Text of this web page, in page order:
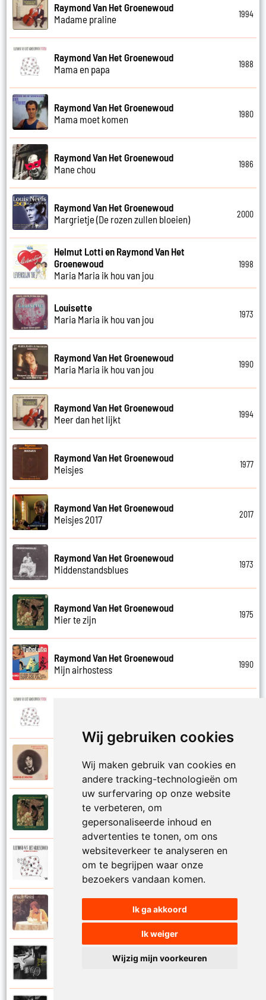
Wij gebruiken cookies
Wij maken gebruik van cookies en
andere tracking-technologieën om
uw surfervaring op onze website
te verbeteren, om
gepersonaliseerde inhoud en
advertenties te tonen, om ons
websiteverkeer te analyseren en
om te begrijpen waar onze
bezoekers vandaan komen.
Ik ga akkoord
Ik weiger
Wijzig mijn voorkeuren
Raymond Van Het Groenewoud
Madame praline
1994
Raymond Van Het Groenewoud
Mama en papa
1988
Raymond Van Het Groenewoud
Mama moet komen
1980
Raymond Van Het Groenewoud
Mane chou
1986
Raymond Van Het Groenewoud
Margrietje (De rozen zullen bloeien)
2000
Helmut Lotti en Raymond Van Het
Groenewoud
Maria Maria ik hou van jou
1998
Louisette
Maria Maria ik hou van jou
1973
Raymond Van Het Groenewoud
Maria Maria ik hou van jou
1990
Raymond Van Het Groenewoud
Meer dan het lijkt
1994
Raymond Van Het Groenewoud
Meisjes
1977
Raymond Van Het Groenewoud
Meisjes 2017
2017
Raymond Van Het Groenewoud
Middenstandsblues
1973
Raymond Van Het Groenewoud
Mier te zijn
1975
Raymond Van Het Groenewoud
Mijn airhostess
1990
Mijn lieve schatje
Raymond Van Het Groenewoud
Mijn schoolgaande jeugd
Raymond Van Het Groenewoud
Mijnheer de postbode
Raymond Van Het Groenewoud
Moeder
Raymond Van Het Groenewoud